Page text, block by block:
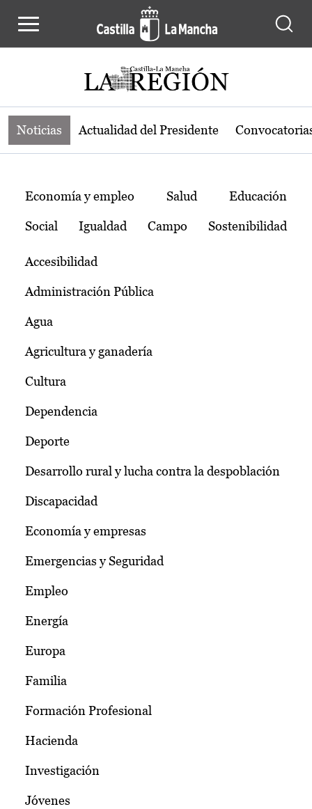
Noticias de la región de Castilla-La
Noticias Actualidad del Presidente
Temas
Economía y empleo Salud Educación
Social Igualdad Campo Sostenibilidad
Accesibilidad
Administración Pública
Agua
Agricultura y ganadería
Cultura
Dependencia
Deporte
Desarrollo rural y lucha contra la despoblación
Discapacidad
Economía y empresas
Emergencias y Seguridad
Empleo
Energía
Europa
Familia
Formación Profesional
Hacienda
Investigación
Jóvenes